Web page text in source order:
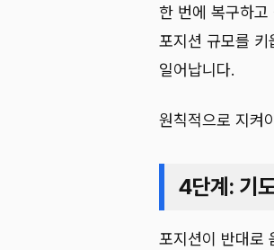
한 번에 복구하
포지션 규모를 키
일어납니다.
원칙적으로 지켜
4단계: 기
포지션이 반대로